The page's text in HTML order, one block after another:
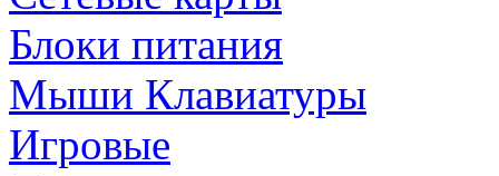
Блоки питания
Мыши Клавиатуры
Игровые